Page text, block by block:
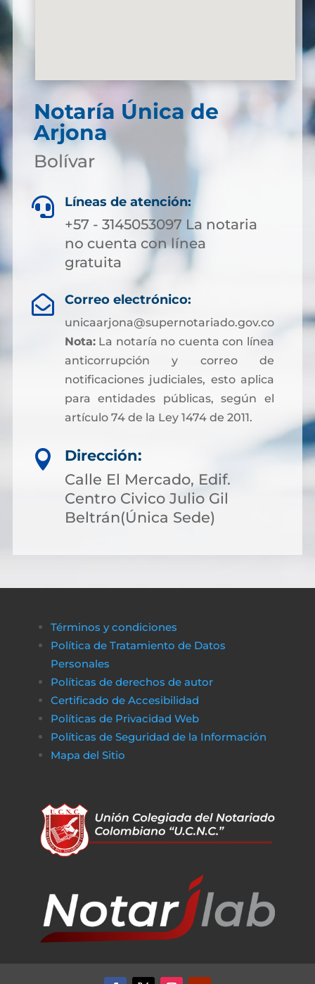
Notaría Única de
Arjona
Bolívar
 Líneas de atención:
+57 - 3145053097 La notaria
no cuenta con línea
gratuita
 Correo electrónico:
unicaarjona@supernotariado.gov.co
Nota:La notaría no cuenta con línea
anticorrupción y correo de
notificaciones judiciales, esto aplica
para entidades públicas, según el
artículo 74 de la Ley 1474 de 2011.

Dirección:
Calle El Mercado, Edif.
Centro Civico Julio Gil
Beltrán(Única Sede)
Términos y condiciones
Política de Tratamiento de Datos
Personales
Políticas de derechos de autor
Certificado de Accesibilidad
Políticas de Privacidad Web
Políticas de Seguridad de la Información
Mapa del Sitio